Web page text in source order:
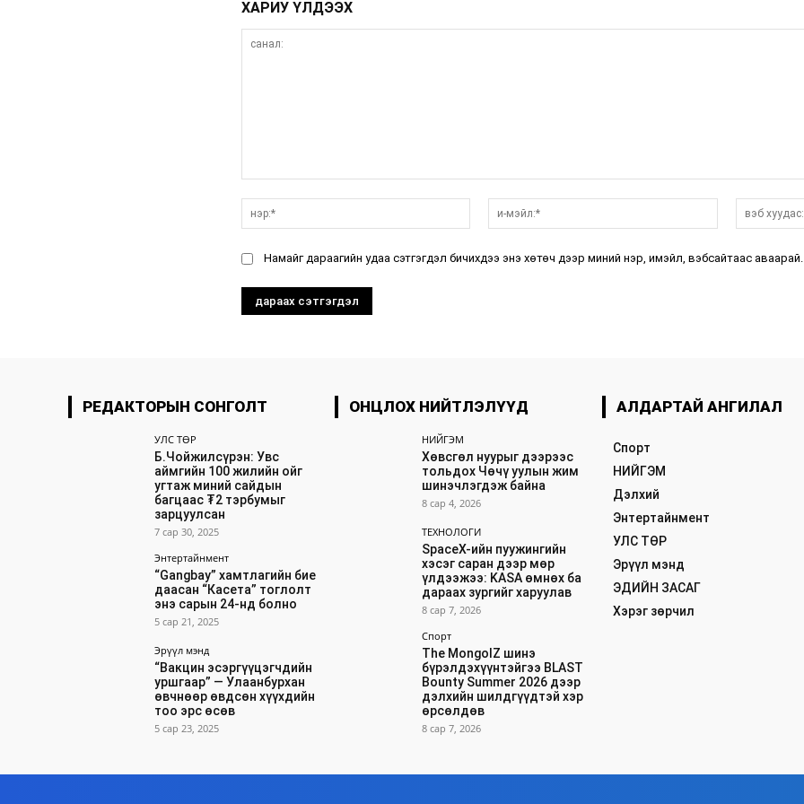
ХАРИУ ҮЛДЭЭХ
мэйл:*
Намайг дараагийн удаа сэтгэгдэл бичихдээ энэ хөтөч дээр миний нэр, имэйл, вэбсайтаас аваарай.
РЕДАКТОРЫН СОНГОЛТ
УЛС ТӨР
Б.Чойжилсүрэн: Увс
аймгийн 100 жилийн ойг
угтаж миний сайдын
багцаас ₮2 тэрбумыг
зарцуулсан
7 сар 30, 2025
Энтертайнмент
“Gangbay” хамтлагийн бие
даасан “Касета” тоглолт
энэ сарын 24-нд болно
5 сар 21, 2025
Эрүүл мэнд
“Вакцин эсэргүүцэгчдийн
уршгаар” — Улаанбурхан
өвчнөөр өвдсөн хүүхдийн
тоо эрс өсөв
5 сар 23, 2025
ОНЦЛОХ НИЙТЛЭЛҮҮД
НИЙГЭМ
Хөвсгөл нуурыг дээрээс
тольдох Чөчү уулын жим
шинэчлэгдэж байна
8 сар 4, 2026
ТЕХНОЛОГИ
SpaceX-ийн пуужингийн
хэсэг саран дээр мөр
үлдээжээ: KASA өмнөх ба
дараах зургийг харуулав
8 сар 7, 2026
Спорт
The MongolZ шинэ
бүрэлдэхүүнтэйгээ BLAST
Bounty Summer 2026 дээр
дэлхийн шилдгүүдтэй хэр
өрсөлдөв
8 сар 7, 2026
АЛДАРТАЙ АНГИЛАЛ
Спорт
НИЙГЭМ
Дэлхий
Энтертайнмент
УЛС ТӨР
Эрүүл мэнд
ЭДИЙН ЗАСАГ
Хэрэг зөрчил